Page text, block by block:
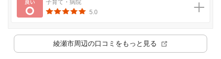
良い
子育て・病院
5.0
綾瀬市周辺の口コミをもっと見る